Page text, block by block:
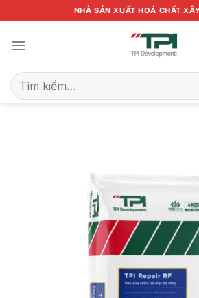
qua
nội
NHÀ SẢN XUẤT HOÁ CHẤT
Tìm
kiếm: